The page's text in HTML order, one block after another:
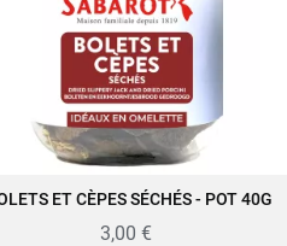
AJOUTER AU PANIER
ET CÈPES SÉCHÉS - POT 40G
3,00 €